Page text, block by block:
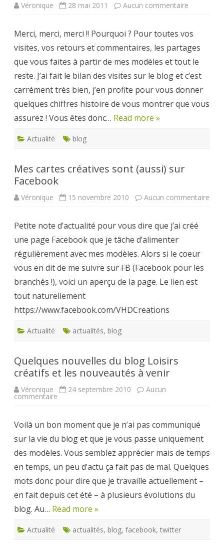
Véronique 28 mai 2011 Aucun commentaire
!
Merci, merci, merci !! Pourquoi ? Pour toutes vos
visites, vos retours et commentaires, les partages
que vous faites à partir de mes modèles et tout le
reste. J’ai fait le bilan des visites sur le blog et c’est
carrément très bien, j’en profite pour vous donner
quelques chiffres histoire de vous montrer que vous
assurez ! Vous êtes donc… Read more »
Actualité blog
Mes cartes créatives sont (aussi) sur
Facebook
Véronique 15 novembre 2010 Aucun commentaire
Petite note d’actualité pour vous dire que j’ai créé
une page Facebook que je tâche d’alimenter
régulièrement avec mes modèles. Alors si le coeur
vous en dit de me suivre sur FB (Facebook pour les
branchés !), voici un aperçu de la page. Le lien est
tout naturellement
https://www.facebook.com/VHDCreations
Actualité actualités, blog
Quelques nouvelles du blog Loisirs
créatifs et les nouveautés à venir
Véronique 24 septembre 2010 Aucun
commentaire sur
blog
créatifs
les
à
venir
Voilà un bon moment que je n’ai pas communiqué
sur la vie du blog et que je vous passe uniquement
des modèles. Vous semblez apprécier mais de temps
en temps, un peu d’actu ça fait pas de mal. Quelques
mots donc pour dire que je travaille actuellement –
en fait depuis cet été – à plusieurs évolutions du
blog. Au… Read more »
Actualité actualités, blog, facebook, twitter